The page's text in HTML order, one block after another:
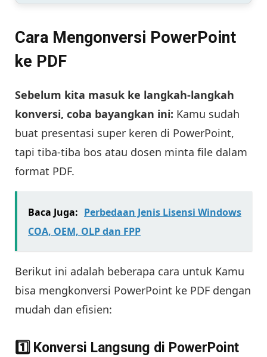
Cara Mengonversi PowerPoint
ke PDF
Sebelum kita masuk ke langkah-langkah
konversi, coba bayangkan ini: Kamu sudah
buat presentasi super keren di PowerPoint,
tapi tiba-tiba bos atau dosen minta file dalam
format PDF.
Baca Juga: Perbedaan Jenis Lisensi Windows
COA, OEM, OLP dan FPP
Berikut ini adalah beberapa cara untuk Kamu
bisa mengkonversi PowerPoint ke PDF dengan
mudah dan efisien:
1️⃣ Konversi Langsung di PowerPoint